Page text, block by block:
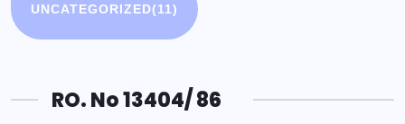
UNCATEGORIZED(11)
RO. No 13404/ 86